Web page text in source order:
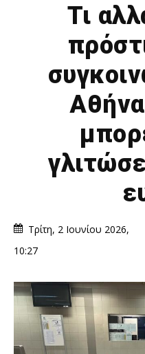
Τι
Τρίτη, 2 Ιουνίου 2026,
10:27